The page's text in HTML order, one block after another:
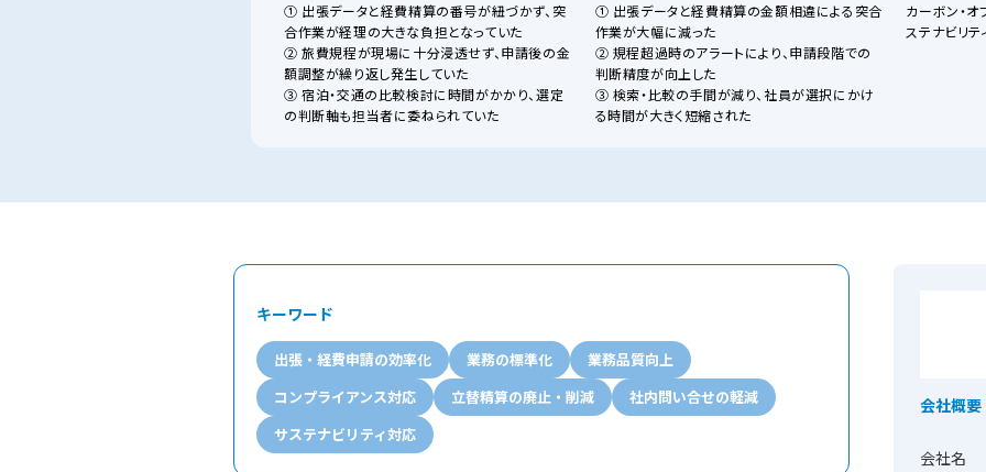
① 出張データと経費精算の番号が紐づかず、突
合作業が経理の大きな負担となっていた
② 旅費規程が現場に十分浸透せず、申請後の金
額調整が繰り返し発生していた
③ 宿泊・交通の比較検討に時間がかかり、選定
の判断軸も担当者に委ねられていた
① 出張データと経費精算の金額相違による突合
作業が大幅に減った
② 規程超過時のアラートにより、申請段階での
判断精度が向上した
③ 検索・比較の手間が減り、社員が選択にかけ
る時間が大きく短縮された
カーボン・
ステナビリ
キーワード
出張・経費申請の効率化 業務の標準化
業務品質向上
コンプライアンス対応
立替精算の廃止・削減
社内問い合せの軽減
サステナビリティ対応
会社概要
会社名